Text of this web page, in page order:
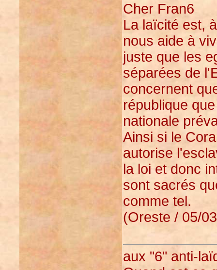
Cher Fran6
La laïcité est,
nous aide à
juste que les
séparées de
concernent
république
nationale
Ainsi si le
autorise
la loi et donc
sont sacrés
comme tel.
(Oreste / 05/
aux "6" anti-